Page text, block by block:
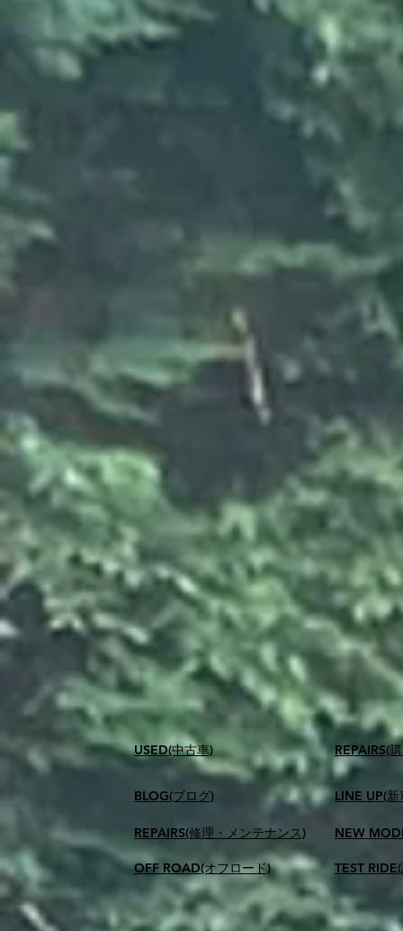
USED(中古車)
BLOG(ブログ)
REPAIRS(修理・メンテナンス)
OFF ROAD(オフロード)
​REPAIRS(
LINE UP(
NEW
TEST